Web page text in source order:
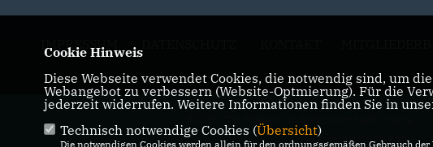
IMPRESSUM
Alle Rechte vorbehalten.
Cookie Hinweis
Diese Webseite verwendet Cookies, die notwendig sind, um
Webangebot zu verbessern (Website-Optmierung). Für die
jederzeit widerrufen. Weitere Informationen finden Sie in
Technisch notwendige Cookies (Übersicht)
Die notwendigen Cookies werden allein für den ordnungsgemäßen Gebrauch der